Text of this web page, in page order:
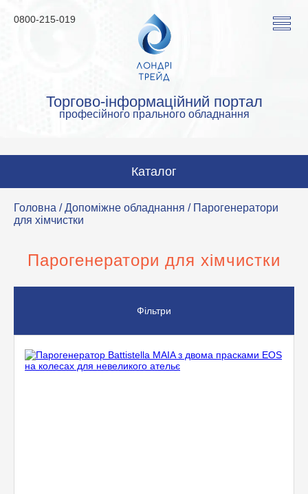
Торгово-інформаційний портал
професійного прального обладнання
0800-215-019
Каталог
Пральні машини
Сушильні машини
Прасувальні машини
Аквачистка та хімчистка
Допоміжне обладнання
Професійна хімія
Головна /Допоміжне обладнання / Парогенератори
для хімчистки
Парогенератори для хімчистки
Фільтри